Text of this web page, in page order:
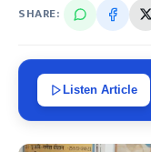
SHARE:
Listen Article